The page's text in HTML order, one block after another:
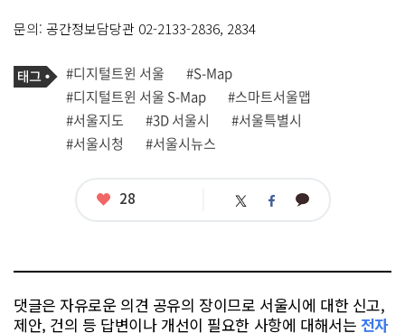
문의: 공간정보담당관 02-2133-2836, 2834
기
사
관
련
태
그
태
그
#디지털트윈 서울
#S-Map
#디지털트윈 서울 S-Map
#스마트서울맵
#서울지도
#3D 서울시
#서울특별시
#서울시청
#서울시뉴스
좋
28 트 페 카
댓글은 자유로운 의견 공유의 장이므로 서울시에 대한 신고,
제안, 건의 등 답변이나 개선이 필요한 사항에 대해서는 전자